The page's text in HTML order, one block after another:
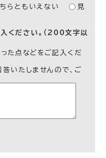
らともいえない
見
ください。（200文字以
た点などをご記入くだ
いたしませんので、ご